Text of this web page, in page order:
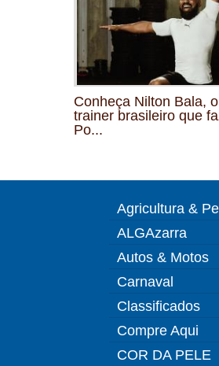
Conheça Nilton Bala,
trainer brasileiro que
Po...
Agricultura &
ALGAzarra
Autos & Motos
Carnaval
Classificados
Compre Aqui
COR DA PELE